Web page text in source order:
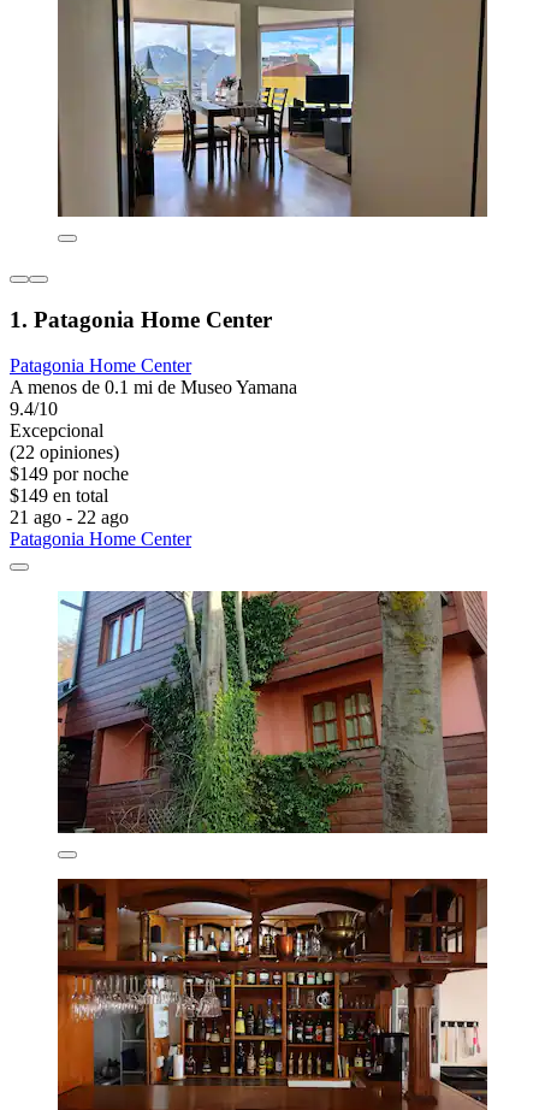
1. Patagonia Home Center
Patagonia Home Center
A menos de 0.1 mi de Museo Yamana
9.4/10
Excepcional
(22 opiniones)
$149 por noche
$149 en total
21 ago - 22 ago
Patagonia Home Center